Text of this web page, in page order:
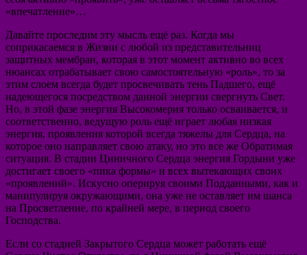
«впечатление»…
Давайте проследим эту мысль ещё раз. Когда мы
соприкасаемся в Жизни с любой из представительниц
защитных мембран, которая в этот момент активно во всех
нюансах отрабатывает свою самостоятельную «роль», то за
этим слоем всегда будет просвечивать тень Падшего, ещё
надеющегося посредством данной энергии свергнуть Свет.
Но, в этой фазе энергия Высокомерия только осваивается, и
соответственно, ведущую роль ещё играет любая низкая
энергия, проявления которой всегда тяжелы для Сердца, на
которое оно направляет свою атаку, но это все же Обратимая
ситуация. В стадии Циничного Сердца энергия Гордыни уже
достигает своего «пика формы» и всех вытекающих своих
«проявлений». Искусно оперируя своими Подданными, как и
манипулируя окружающими, она уже не оставляет им шанса
на Просветление, по крайней мере, в период своего
Господства.
Если со стадией Закрытого Сердца может работать ещё